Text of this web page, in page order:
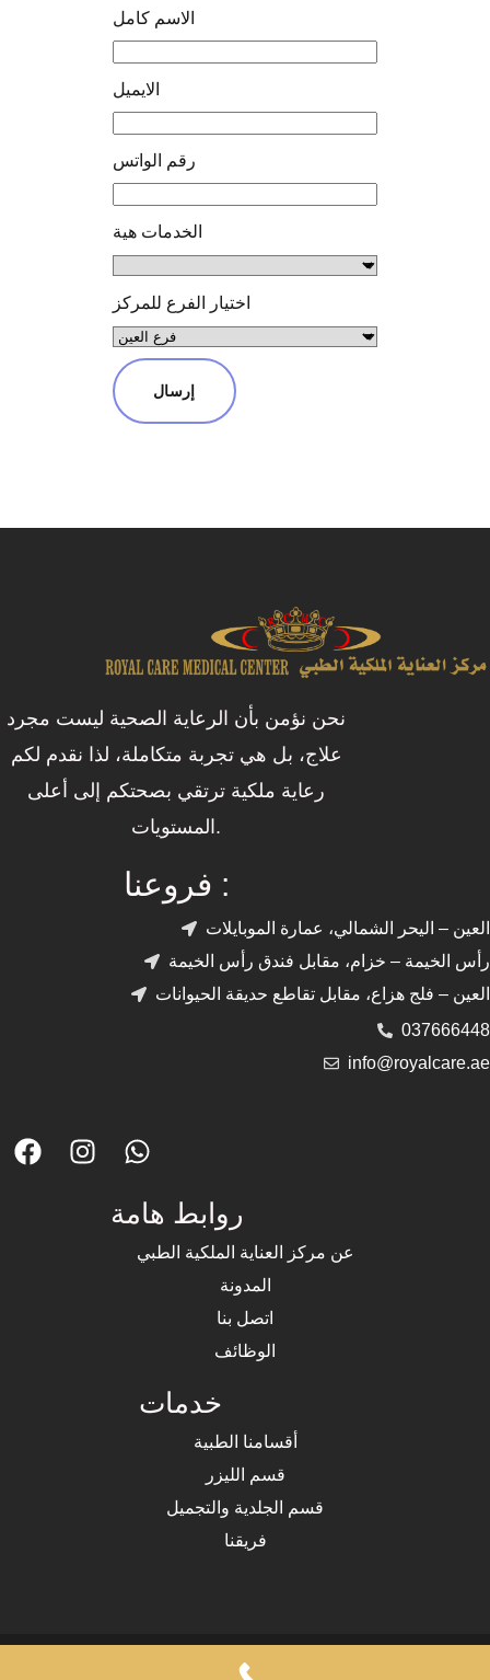
الاسم كامل
الايميل
رقم الواتس
الخدمات هية
اختيار الفرع للمركز
نحن نؤمن بأن الرعاية الصحية ليست مجرد
علاج، بل هي تجربة متكاملة، لذا نقدم لكم
رعاية ملكية ترتقي بصحتكم إلى أعلى
المستويات.
فروعنا :
العين – اليحر الشمالي، عمارة الموبايلات
رأس الخيمة – خزام، مقابل فندق رأس الخيمة
العين – فلج هزاع، مقابل تقاطع حديقة الحيوانات
037666448
info@royalcare.ae
عن مركز العناية الملكية الطبي
المدونة
اتصل بنا
الوظائف
خدمات
أقسامنا الطبية
قسم الليزر
قسم الجلدية والتجميل
فريقنا
Copyrights © 2025 Royal Care Medical Center by GoldenClick. All Rights Reserved